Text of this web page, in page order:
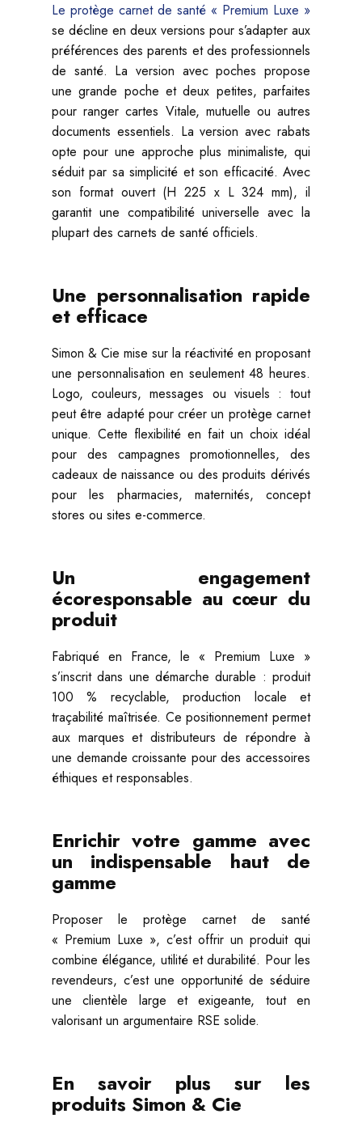
Le protège carnet de santé « Premium Luxe »
se décline en deux versions pour s’adapter aux
préférences des parents et des professionnels
de santé. La version avec poches propose
une grande poche et deux petites, parfaites
pour ranger cartes Vitale, mutuelle ou autres
documents essentiels. La version avec rabats
opte pour une approche plus minimaliste, qui
séduit par sa simplicité et son efficacité. Avec
son format ouvert (H 225 x L 324 mm), il
garantit une compatibilité universelle avec la
plupart des carnets de santé officiels.
Une personnalisation rapide
et efficace
Simon & Cie mise sur la réactivité en proposant
une personnalisation en seulement 48 heures.
Logo, couleurs, messages ou visuels : tout
peut être adapté pour créer un protège carnet
unique. Cette flexibilité en fait un choix idéal
pour des campagnes promotionnelles, des
cadeaux de naissance ou des produits dérivés
pour les pharmacies, maternités, concept
stores ou sites e-commerce.
Un engagement
écoresponsable au cœur du
produit
Fabriqué en France, le « Premium Luxe »
s’inscrit dans une démarche durable : produit
100 % recyclable, production locale et
traçabilité maîtrisée. Ce positionnement permet
aux marques et distributeurs de répondre à
une demande croissante pour des accessoires
éthiques et responsables.
Enrichir votre gamme avec
un indispensable haut de
gamme
Proposer le protège carnet de santé
« Premium Luxe », c’est offrir un produit qui
combine élégance, utilité et durabilité. Pour les
revendeurs, c’est une opportunité de séduire
une clientèle large et exigeante, tout en
valorisant un argumentaire RSE solide.
En savoir plus sur les
produits Simon & Cie